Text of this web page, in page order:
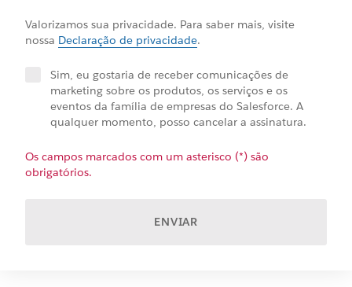
Valorizamos sua privacidade. Para saber mais, visite
nossa Declaração de privacidade.
Sim, eu gostaria de receber comunicações de
marketing sobre os produtos, os serviços e os
eventos da família de empresas do Salesforce. A
qualquer momento, posso cancelar a assinatura.
Os campos marcados com um asterisco (*) são
obrigatórios.
ENVIAR